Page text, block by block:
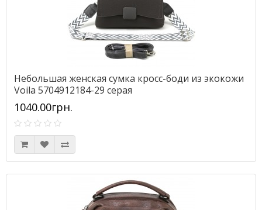
Небольшая женская сумка кросс-боди из экокожи
Voila 5704912184-29 серая
1040.00грн.